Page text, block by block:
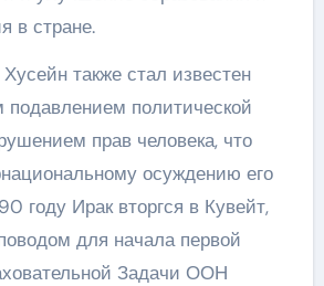
в стране.
также стал известен
политической
прав человека, что
осуждению его
году Ирак вторгся в Кувейт,
для начала первой
Задачи ООН